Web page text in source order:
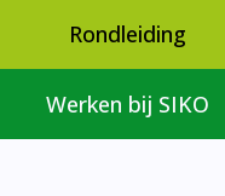
Rondleiding
Werken bij SIKO